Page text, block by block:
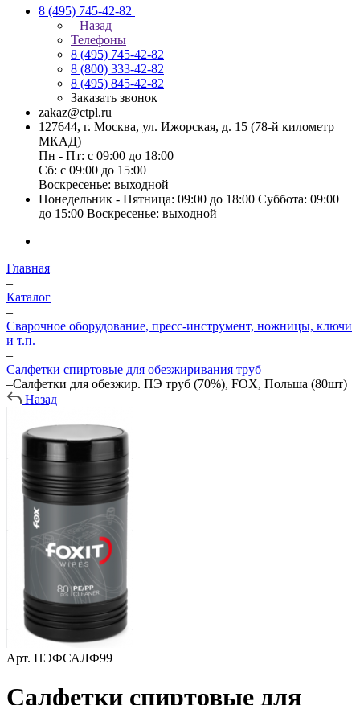
8 (495) 745-42-82
Назад
Телефоны
8 (495) 745-42-82
8 (800) 333-42-82
8 (495) 845-42-82
Заказать звонок
zakaz@ctpl.ru
127644, г. Москва, ул. Ижорская, д. 15 (78-й километр
МКАД)
Пн - Пт: с 09:00 до 18:00
Сб: с 09:00 до 15:00
Воскресенье: выходной
Понедельник - Пятница: 09:00 до 18:00 Суббота: 09:00
до 15:00 Воскресенье: выходной
Главная
–
Каталог
–
Сварочное оборудование, пресс-инструмент, ножницы, ключи
и т.п.
–
Салфетки спиртовые для обезжиривания труб
–Салфетки для обезжир. ПЭ труб (70%), FOX, Польша (80шт)
Назад
Арт. ПЭФСАЛФ99
Салфетки спиртовые для